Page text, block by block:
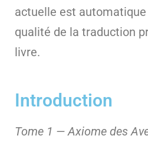
actuelle est
qualité de la traduction
livre.
Introduction
Tome 1 — Axiome des